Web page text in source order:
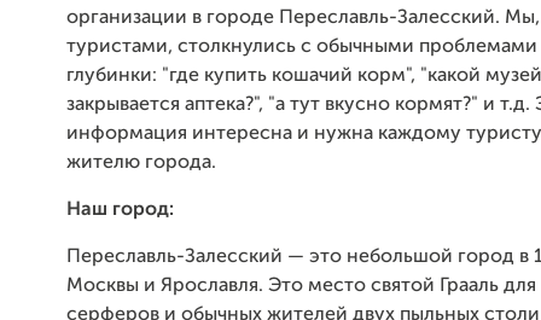
организации в городе Переславль-Залесский.
туристами, столкнулись с обычными проблемами
глубинки: "где купить кошачий корм", "какой
закрывается аптека?", "а тут вкусно кормят?" и т.д.
информация интересна и нужна каждому
жителю города.
Наш город:
Переславль-Залесский — это небольшой город в
Москвы и Ярославля. Это место святой Грааль для
серферов и обычных жителей двух пыльных